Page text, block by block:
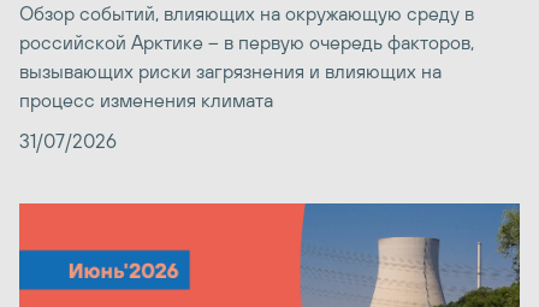
Обзор событий, влияющих на окружающую среду в
российской Арктике – в первую очередь факторов,
вызывающих риски загрязнения и влияющих на
процесс изменения климата
31/07/2026